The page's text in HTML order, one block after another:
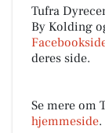
Tufra
By Kolding
deres side.
Se mere om
hjemmeside.